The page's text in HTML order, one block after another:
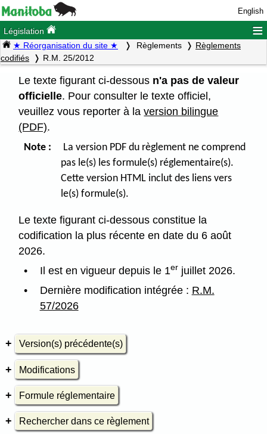
English
Législation ≡
★ Réorganisation du site ★ Règlements
Règlements
codifiés
R.M. 25/2012
Le texte figurant ci-dessous n'a pas de valeur
officielle. Pour consulter le texte officiel,
veuillez vous reporter à laversion bilingue
(PDF).
Note : La version PDF du règlement ne comprend
pas le(s) les formule(s) réglementaire(s).
Cette version HTML inclut des liens vers
le(s) formule(s).
Le texte figurant ci-dessous constitue la
codification la plus récente en date du 6 août
2026.
Il est en vigueur depuis le 1er juillet 2026.
Dernière modification intégrée : R.M.
57/2026
Version(s) précédente(s)
Modifications
Formule réglementaire
Rechercher dans ce règlement